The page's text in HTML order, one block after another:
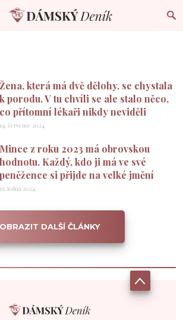
Žena, která má dvě dělohy, se chystala
k porodu. V tu chvíli se ale stalo něco,
co přítomní lékaři nikdy neviděli
14. července 2024
Mince z roku 2023 má obrovskou
hodnotu. Každý, kdo ji má ve své
peněžence si přijde na velké jmění
15. ledna 2024
DALŠÍ ČLÁNKY